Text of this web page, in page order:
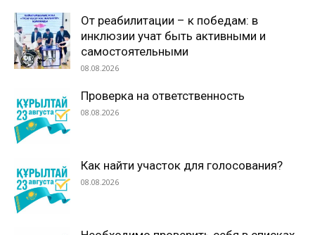
От реабилитации – к победам: в
инклюзии учат быть активными и
самостоятельными
08.08.2026
Проверка на ответственность
08.08.2026
Как найти участок для голосования?
08.08.2026